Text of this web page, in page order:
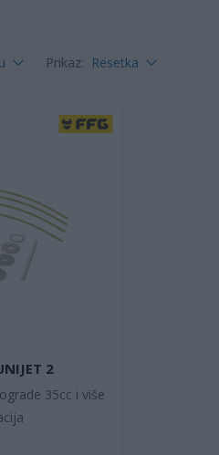
Prikaz: Resetka
2
35cc i više